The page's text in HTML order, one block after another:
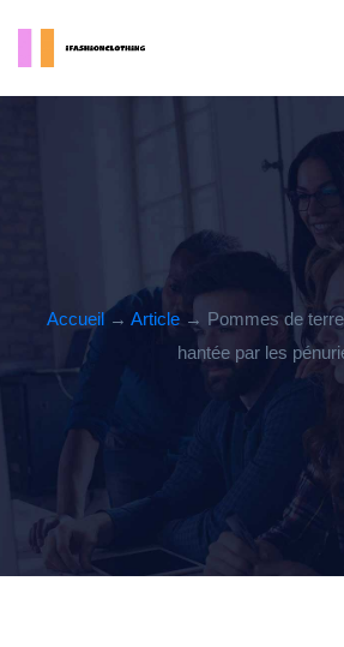
Accueil→ Article→ Pommes de
hantée par les